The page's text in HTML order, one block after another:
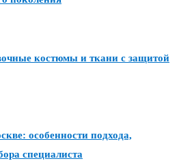
костюмы и ткани с защитой
особенности подхода,
специалиста